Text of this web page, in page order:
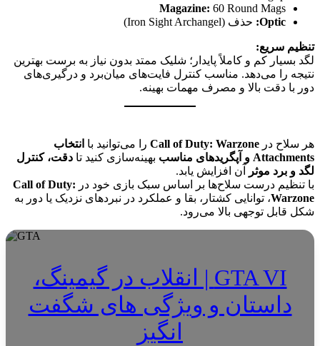
Magazine: 60 Round Mags
Optic: حذف (Iron Sight Archangel)
تنظیم سریع:
لگد بسیار کم و کاملاً پایدار؛ شلیک ممتد بدون نیاز به برست بهترین
نتیجه را می‌دهد. مناسب کنترل فایت‌های میان‌برد و درگیری‌های
دور با دقت بالا و مصرف مهمات بهینه.
هر سلاح در Call of Duty: Warzone را می‌توانید با انتخاب
Attachments و آپگریدهای مناسب
بهینه‌سازی کنید تا دقت، کنترل
لگد و برد موثر
آن افزایش یابد.
با تنظیم درست سلاح‌ها بر اساس سبک بازی خود در Call of Duty:
Warzone، توانایی کشتار، بقا و عملکرد در نبردهای نزدیک یا دور به
شکل قابل توجهی بالا می‌رود.
GTA VI | انقلاب در گیمینگ،
داستان و ویژگی های شگفت
انگیز